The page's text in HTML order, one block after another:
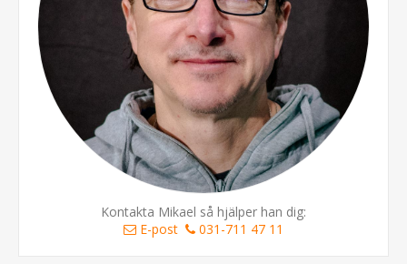
Kontakta Mikael så hjälper han dig:
E-post
031-711 47 11